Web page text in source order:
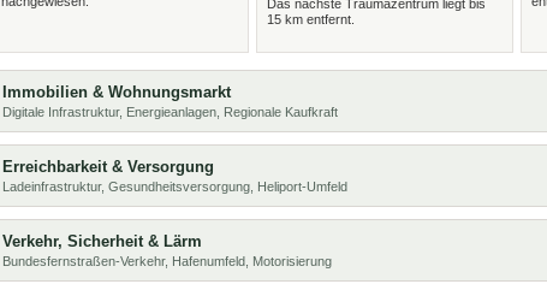
Das nächste Traumazentrum liegt bis
15 km entfernt.
Immobilien & Wohnungsmarkt
Digitale Infrastruktur, Energieanlagen, Regionale Kaufkraft
Erreichbarkeit & Versorgung
Ladeinfrastruktur, Gesundheitsversorgung, Heliport-Umfeld
Verkehr, Sicherheit & Lärm
Bundesfernstraßen-Verkehr, Hafenumfeld, Motorisierung